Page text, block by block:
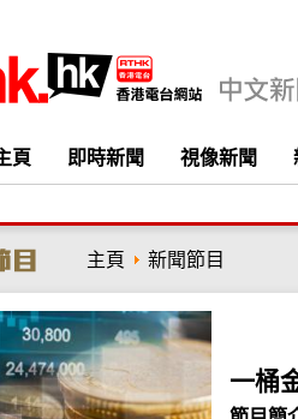
頁 即時新聞 視像新聞
主頁 新聞節目
一桶